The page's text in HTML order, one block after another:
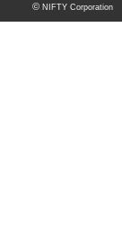
© NIFTY Corporation